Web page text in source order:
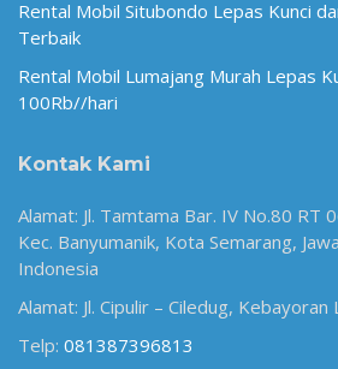
Rental Mobil Situbondo Lepas Kunci
Terbaik
Rental Mobil Lumajang Murah Lepas
100Rb//hari
Kontak Kami
Alamat: Jl. Tamtama Bar. IV No.80 RT
Kec. Banyumanik, Kota Semarang,
Indonesia
Alamat: Jl. Cipulir – Ciledug, Kebayoran
Telp: 081387396813